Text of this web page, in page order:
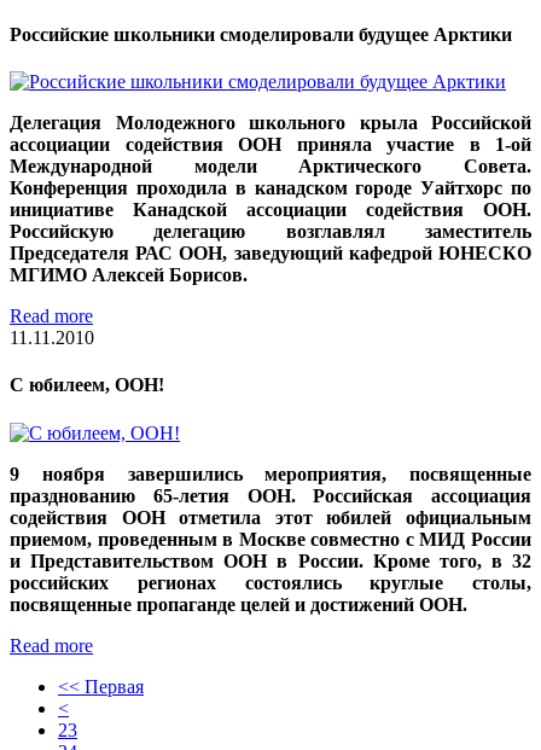
Российские школьники смоделировали будущее Арктики
Делегация Молодежного школьного крыла Российской
ассоциации содействия ООН приняла участие в 1-ой
Международной модели Арктического Совета.
Конференция проходила в канадском городе Уайтхорс по
инициативе Канадской ассоциации содействия ООН.
Российскую делегацию возглавлял заместитель
Председателя РАС ООН, заведующий кафедрой ЮНЕСКО
МГИМО Алексей Борисов.
Read more
11.11.2010
С юбилеем, ООН!
9 ноября завершились мероприятия, посвященные
празднованию 65-летия ООН. Российская ассоциация
содействия ООН отметила этот юбилей официальным
приемом, проведенным в Москве совместно с МИД России
и Представительством ООН в России. Кроме того, в 32
российских регионах состоялись круглые столы,
посвященные пропаганде целей и достижений ООН.
Read more
<< Первая
<
23